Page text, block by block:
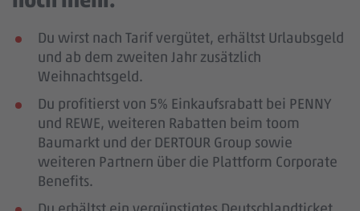
Du wirst nach Tarif vergütet, erhältst Urlaubsgeld
und ab dem zweiten Jahr zusätzlich
Weihnachtsgeld.
Du profitierst von 5% Einkaufsrabatt bei PENNY
und REWE, weiteren Rabatten beim toom
Baumarkt und der DERTOUR Group sowie
weiteren Partnern über die Plattform Corporate
Benefits.